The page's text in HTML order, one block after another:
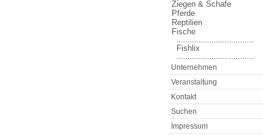
Ziegen & Schafe
Pferde
Reptilien
Fische
Fishlix
Unternehmen
Veranstaltung
Kontakt
Suchen
Impressum